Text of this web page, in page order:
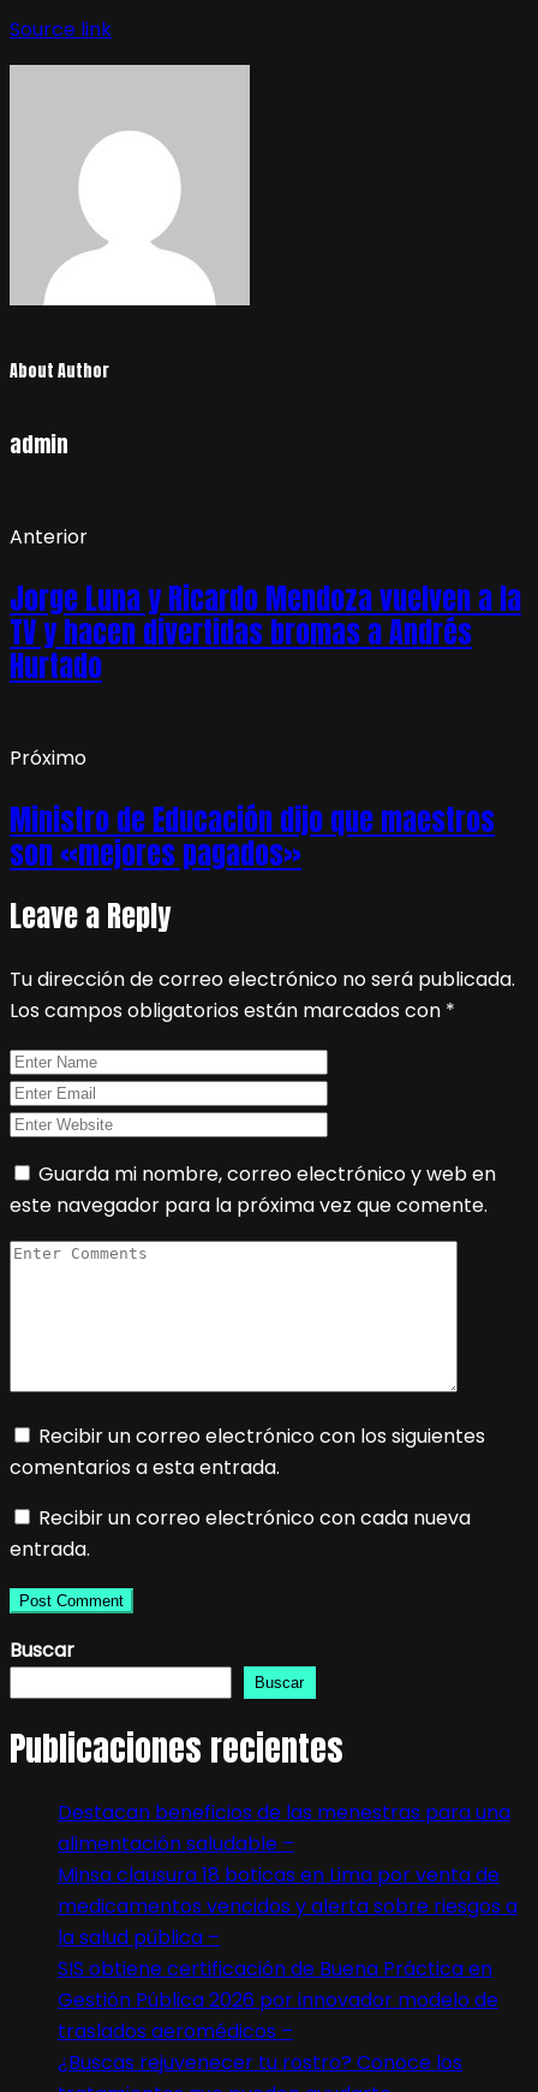
de
entradas
Source link
About Author
admin
Anterior
Jorge Luna y Ricardo Mendoza vuelven a la
TV y hacen divertidas bromas a Andrés
Hurtado
Próximo
Ministro de Educación dijo que maestros
son «mejores pagados»
Leave a Reply
Tu dirección de correo electrónico no será publicada.
Los campos obligatorios están marcados con *
Guarda mi nombre, correo electrónico y web en
este navegador para la próxima vez que comente.
Recibir un correo electrónico con los siguientes
comentarios a esta entrada.
Recibir un correo electrónico con cada nueva
entrada.
Buscar
Buscar
Publicaciones recientes
Destacan beneficios de las menestras para una
alimentación saludable –
Minsa clausura 18 boticas en Lima por venta de
medicamentos vencidos y alerta sobre riesgos a
la salud pública –
SIS obtiene certificación de Buena Práctica en
Gestión Pública 2026 por innovador modelo de
traslados aeromédicos –
¿Buscas rejuvenecer tu rostro? Conoce los